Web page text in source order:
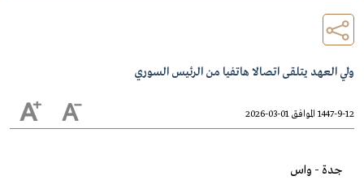
ولي العهد يتلقى اتصالا هاتفيا من الرئيس السوري
1447-9-12 الموافق 01-03-2026
جدة - واس